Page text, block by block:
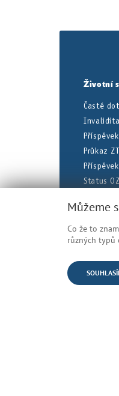
Životní
Časté
Invalidita
Průkaz
Status
© Česká
Můžeme
Co že to
různých typů